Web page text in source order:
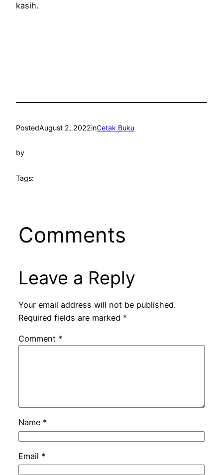
kasih.
PostedAugust 2, 2022inCetak Buku
by
Tags:
Comments
Leave a Reply
Your email address will not be published.
Required fields are marked *
Comment *
Name *
Email *